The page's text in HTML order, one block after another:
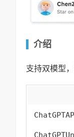
介绍
支持双模型